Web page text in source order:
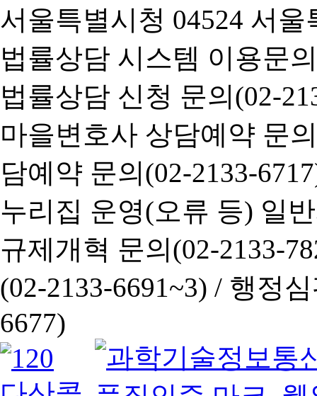
서울특별시청 04524 서
법률상담 시스템 이용문
법률상담 신청 문의(02-
마을변호사 상담예약 문
담예약 문의(02-2133-
누리집 운영(오류 등) 일
규제개혁 문의(02-2133-
(02-2133-6691~3) / 행정심
6677)